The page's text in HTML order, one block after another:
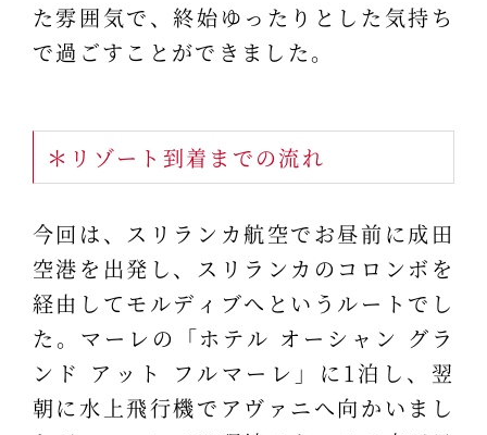
た雰囲気で、終始ゆったりとした気持ち
で過ごすことができました。
＊リゾート到着までの流れ
今回は、スリランカ航空でお昼前に成田
空港を出発し、スリランカのコロンボを
経由してモルディブへというルートでし
た。マーレの「ホテル オーシャン グラ
ンド アット フルマーレ」に1泊し、翌
朝に水上飛行機でアヴァニへ向かいまし